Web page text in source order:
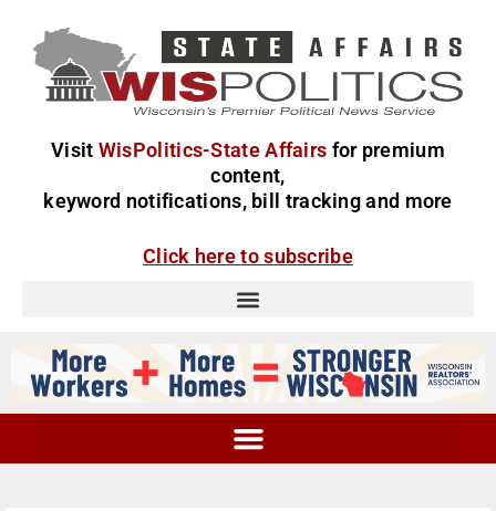
Visit WisPolitics-State Affairs for premium
content,
keyword notifications, bill tracking and more
Click here to subscribe